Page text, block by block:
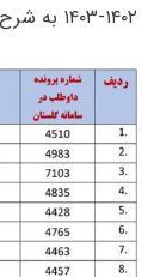
۱۴۰۲-۱۴۰۳ به شرح جداول زیر اعلام می‌گردد: